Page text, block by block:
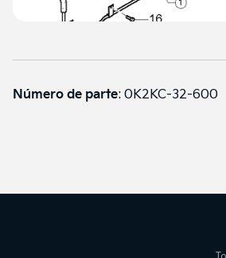
Número de parte: 0K2KC-32-600